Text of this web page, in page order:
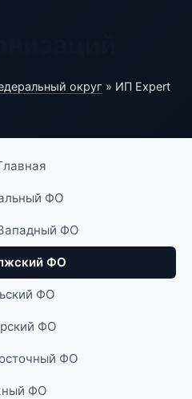
округ » ИП Expert
ФО
ФО
ФО
ФО
ФО
ФО
ФО